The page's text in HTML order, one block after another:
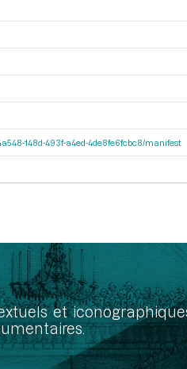
148d-493f-a4ed-4de8fe6fcbc8/manifest
et